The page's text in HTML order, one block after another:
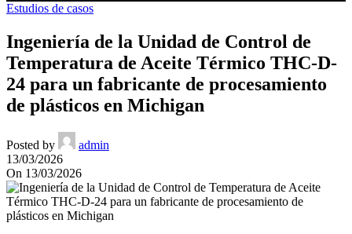
Estudios de casos
Ingeniería de la Unidad de Control de
Temperatura de Aceite Térmico THC-D-
24 para un fabricante de procesamiento
de plásticos en Michigan
Posted by
admin
13/03/2026
On 13/03/2026